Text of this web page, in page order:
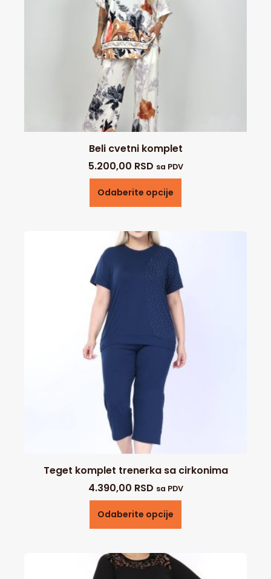
Beli cvetni komplet
5.200,00 RSD sa PDV
Odaberite opcije
Teget komplet trenerka sa cirkonima
4.390,00 RSD sa PDV
Odaberite opcije